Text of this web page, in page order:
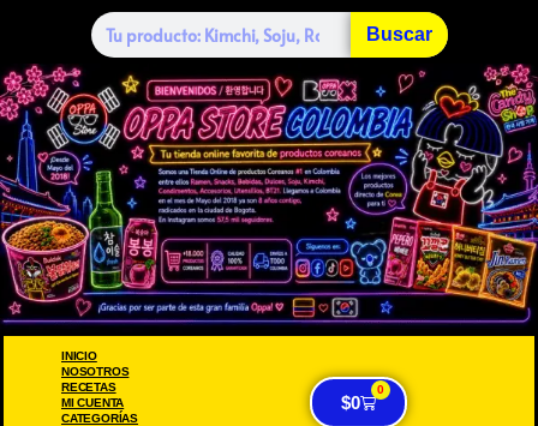
Buscar
INICIO
NOSOTROS
RECETAS
MI CUENTA
CATEGORÍAS
$0
0